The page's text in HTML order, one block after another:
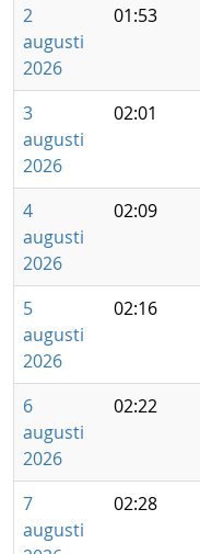
2
augusti
2026
01:53
3
augusti
2026
02:01
4
augusti
2026
02:09
5
augusti
2026
02:16
6
augusti
2026
02:22
7
augusti
02:28